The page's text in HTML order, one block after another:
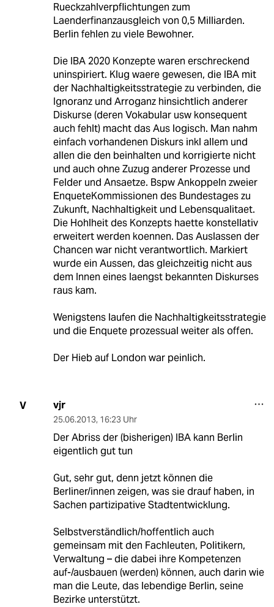
Rueckzahlverpflichtungen zum
Laenderfinanzausgleich von 0,5 Milliarden.
Berlin fehlen zu viele Bewohner.
Die IBA 2020 Konzepte waren erschreckend
uninspiriert. Klug waere gewesen, die IBA mit
der Nachhaltigkeitsstrategie zu verbinden, die
Ignoranz und Arroganz hinsichtlich anderer
Diskurse (deren Vokabular usw konsequent
auch fehlt) macht das Aus logisch. Man nahm
einfach vorhandenen Diskurs inkl allem und
allen die den beinhalten und korrigierte nicht
und auch ohne Zuzug anderer Prozesse und
Felder und Ansaetze. Bspw Ankoppeln zweier
EnqueteKommissionen des Bundestages zu
Zukunft, Nachhaltigkeit und Lebensqualitaet.
Die Hohlheit des Konzepts haette konstellativ
erweitert werden koennen. Das Auslassen der
Chancen war nicht verantwortlich. Markiert
wurde ein Aussen, das gleichzeitig nicht aus
dem Innen eines laengst bekannten Diskurses
raus kam.
Wenigstens laufen die Nachhaltigkeitsstrategie
und die Enquete prozessual weiter als offen.
Der Hieb auf London war peinlich.
V vjr
25.06.2013, 16:23 Uhr
Der Abriss der (bisherigen) IBA kann Berlin
eigentlich gut tun
Gut, sehr gut, denn jetzt können die
Berliner/innen zeigen, was sie drauf haben, in
Sachen partizipative Stadtentwicklung.
Selbstverständlich/hoffentlich auch
gemeinsam mit den Fachleuten, Politikern,
Verwaltung – die dabei ihre Kompetenzen
auf-/ausbauen (werden) können, auch darin wie
man die Leute, das lebendige Berlin, seine
Bezirke unterstützt.